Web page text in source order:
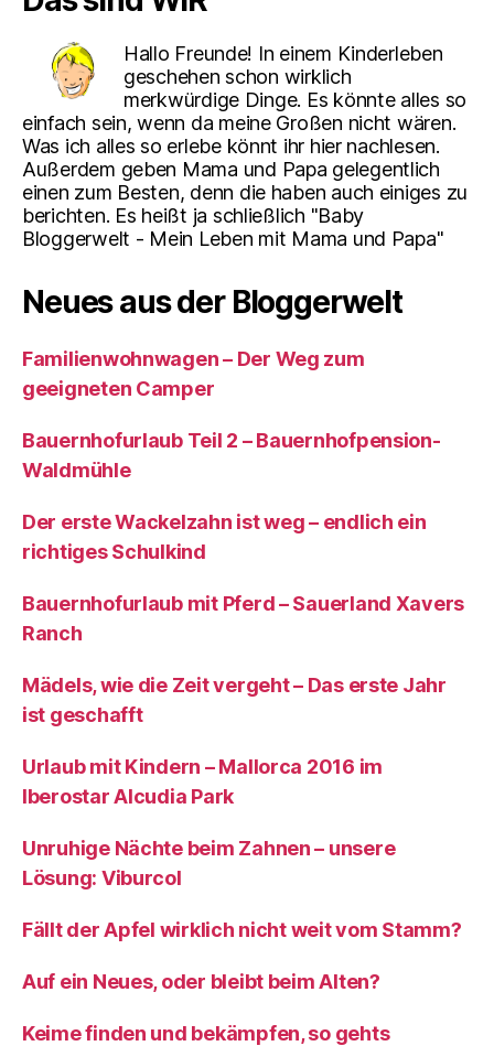
Hallo Freunde! In einem Kinderleben
geschehen schon wirklich
merkwürdige Dinge. Es könnte alles so
einfach sein, wenn da meine Großen nicht wären.
Was ich alles so erlebe könnt ihr hier nachlesen.
Außerdem geben Mama und Papa gelegentlich
einen zum Besten, denn die haben auch einiges zu
berichten. Es heißt ja schließlich "Baby
Bloggerwelt - Mein Leben mit Mama und Papa"
Neues aus der Bloggerwelt
Familienwohnwagen – Der Weg zum
geeigneten Camper
Bauernhofurlaub Teil 2 – Bauernhofpension-
Waldmühle
Der erste Wackelzahn ist weg – endlich ein
richtiges Schulkind
Bauernhofurlaub mit Pferd – Sauerland Xavers
Ranch
Mädels, wie die Zeit vergeht – Das erste Jahr
ist geschafft
Urlaub mit Kindern – Mallorca 2016 im
Iberostar Alcudia Park
Unruhige Nächte beim Zahnen – unsere
Lösung: Viburcol
Fällt der Apfel wirklich nicht weit vom Stamm?
Auf ein Neues, oder bleibt beim Alten?
Keime finden und bekämpfen, so gehts